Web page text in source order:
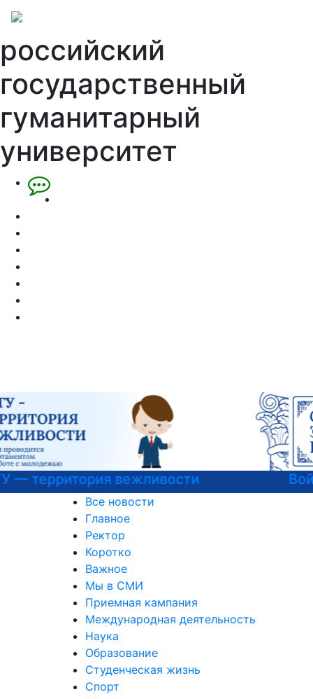
российский
государственный
гуманитарный
университет
Войска беспилотных систем РФ
Все новости
Главное
Ректор
Коротко
Важное
Мы в СМИ
Приемная кампания
Международная деятельность
Наука
Образование
Студенческая жизнь
Спорт